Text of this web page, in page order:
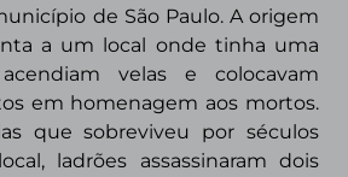
de São Paulo. A origem
a um local onde tinha uma
velas e colocavam
em homenagem aos mortos.
que sobreviveu por séculos
ladrões assassinaram dois